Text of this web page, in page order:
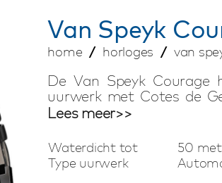
Van Speyk
home horloges van
De Van Speyk Courage
uurwerk met Cotes de
veer, Incabloc shock
de small seconds,
matte accenten heeft
Italiaanse kalfslederen
elk Van Speyk Courage
Lees meer>>
Waterdicht tot
50
Type uurwerk